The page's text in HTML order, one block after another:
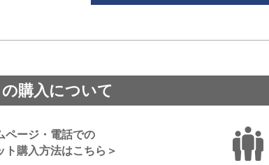
購入について
ページ・電話での
ト購入方法はこちら＞